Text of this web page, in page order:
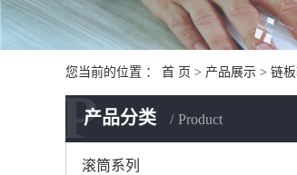
您当前的位置 ： 首 页 > 产品展示 > 链
产品分类 Product
P
滚筒系列